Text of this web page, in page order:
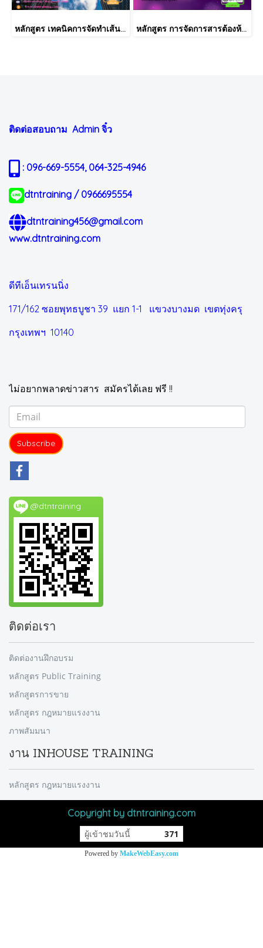
หลักสูตร เทคนิคการจัดทำเส้นทางการฝึกอบรม และการพัฒนาบุคลากร เป็นรายบุคคลอย่างเป็นระบบ Effective Training and Development Road Map & IDP Implementation หลักสูตร การจัดการสารต้องห้ามตามระเบียบ RoHS V2.1, REACH และ QC080000
ติดต่อสอบถาม Admin จิ๋ว
: 096-669-5554, 064-325-4946
dtntraining / 0966695554
dtntraining456@gmail.com
www.dtntraining.com
ดีทีเอ็นเทรนนิ่ง
171/162 ซอยพุทธบูชา 39 แยก 1-1 แขวงบางมด เขตทุ่งครุ
กรุงเทพฯ 10140
ไม่อยากพลาดข่าวสาร สมัครได้เลย ฟรี !!
Subscribe
@dtntraining
ติดต่อเรา
ติดต่องานฝึกอบรม
หลักสูตร Public Training
หลักสูตรการขาย
หลักสูตร กฎหมายแรงงาน
ภาพสัมมนา
งาน INHOUSE TRAINING
หลักสูตร กฎหมายแรงงาน
Copyright by dtntraining.com
ผู้เข้าชมวันนี้ 371
Powered by MakeWebEasy.com